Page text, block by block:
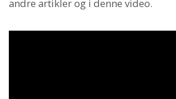
andre artikler og i denne video.